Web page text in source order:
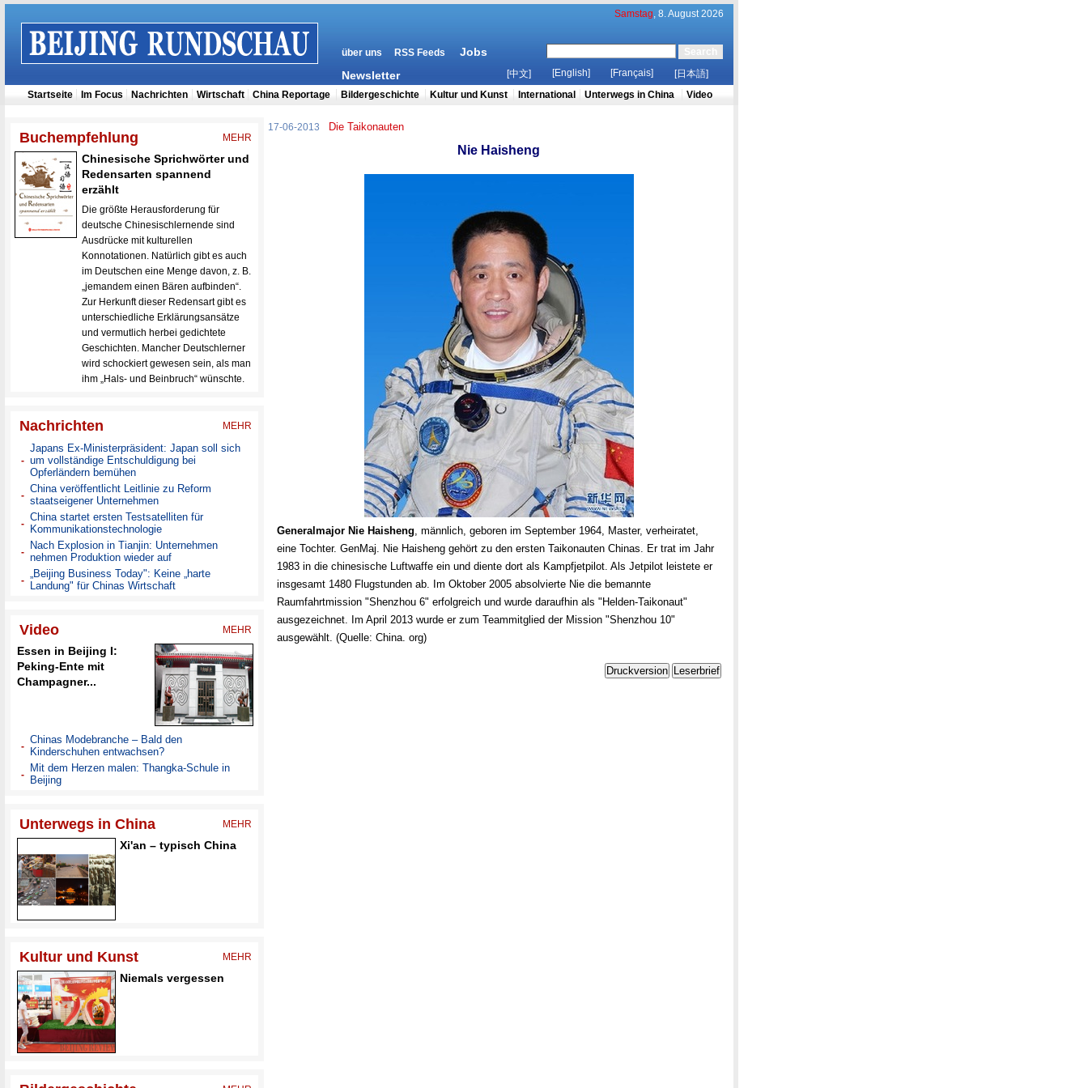
17-06-2013 Die Taikonauten
Nie Haisheng
Generalmajor Nie Haisheng, männlich, geboren im September 1964, Master, verheiratet,
eine Tochter. GenMaj. Nie Haisheng gehört zu den ersten Taikonauten Chinas. Er trat im Jahr
1983 in die chinesische Luftwaffe ein und diente dort als Kampfjetpilot. Als Jetpilot leistete er
insgesamt 1480 Flugstunden ab. Im Oktober 2005 absolvierte Nie die bemannte
Raumfahrtmission "Shenzhou 6" erfolgreich und wurde daraufhin als "Helden-Taikonaut"
ausgezeichnet. Im April 2013 wurde er zum Teammitglied der Mission "Shenzhou 10"
ausgewählt. (Quelle: China. org)
Druckversion Leserbrief